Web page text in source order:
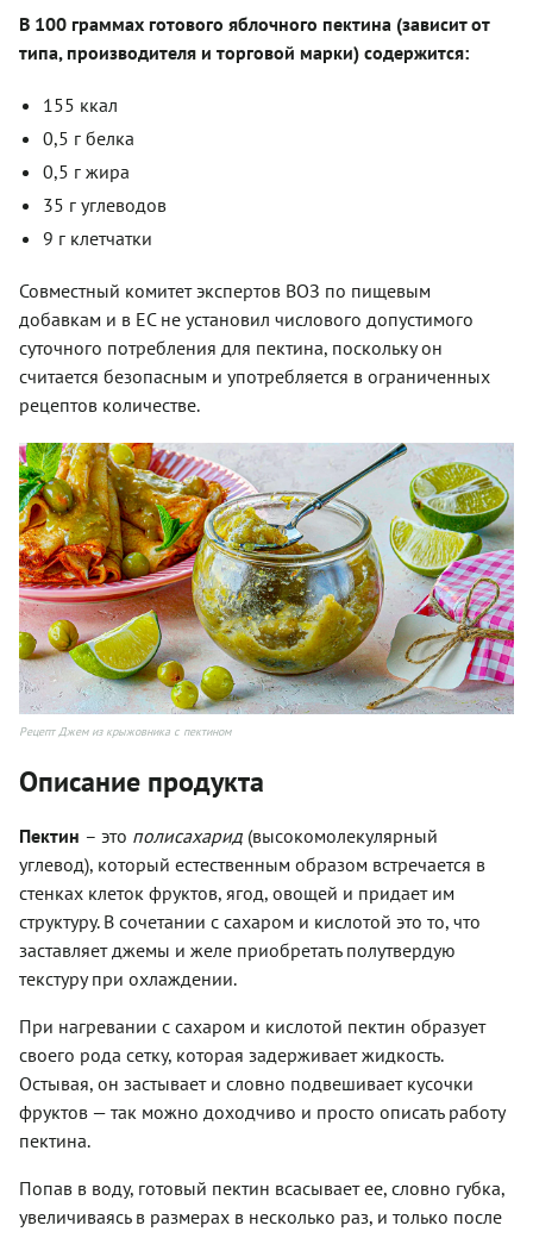
В 100 граммах готового яблочного пектина (зависит от
типа, производителя и торговой марки) содержится:
155 ккал
0,5 г белка
0,5 г жира
35 г углеводов
9 г клетчатки
Совместный комитет экспертов ВОЗ по пищевым
добавкам и в ЕС не установил числового допустимого
суточного потребления для пектина, поскольку он
считается безопасным и употребляется в ограниченных
рецептов количестве.
Рецепт Джем из крыжовника с пектином
Описание продукта
Пектин – это полисахарид (высокомолекулярный
углевод), который естественным образом встречается в
стенках клеток фруктов, ягод, овощей и придает им
структуру. В сочетании с сахаром и кислотой это то, что
заставляет джемы и желе приобретать полутвердую
текстуру при охлаждении.
При нагревании с сахаром и кислотой пектин образует
своего рода сетку, которая задерживает жидкость.
Остывая, он застывает и словно подвешивает кусочки
фруктов — так можно доходчиво и просто описать работу
пектина.
Попав в воду, готовый пектин всасывает ее, словно губка,
увеличиваясь в размерах в несколько раз, и только после